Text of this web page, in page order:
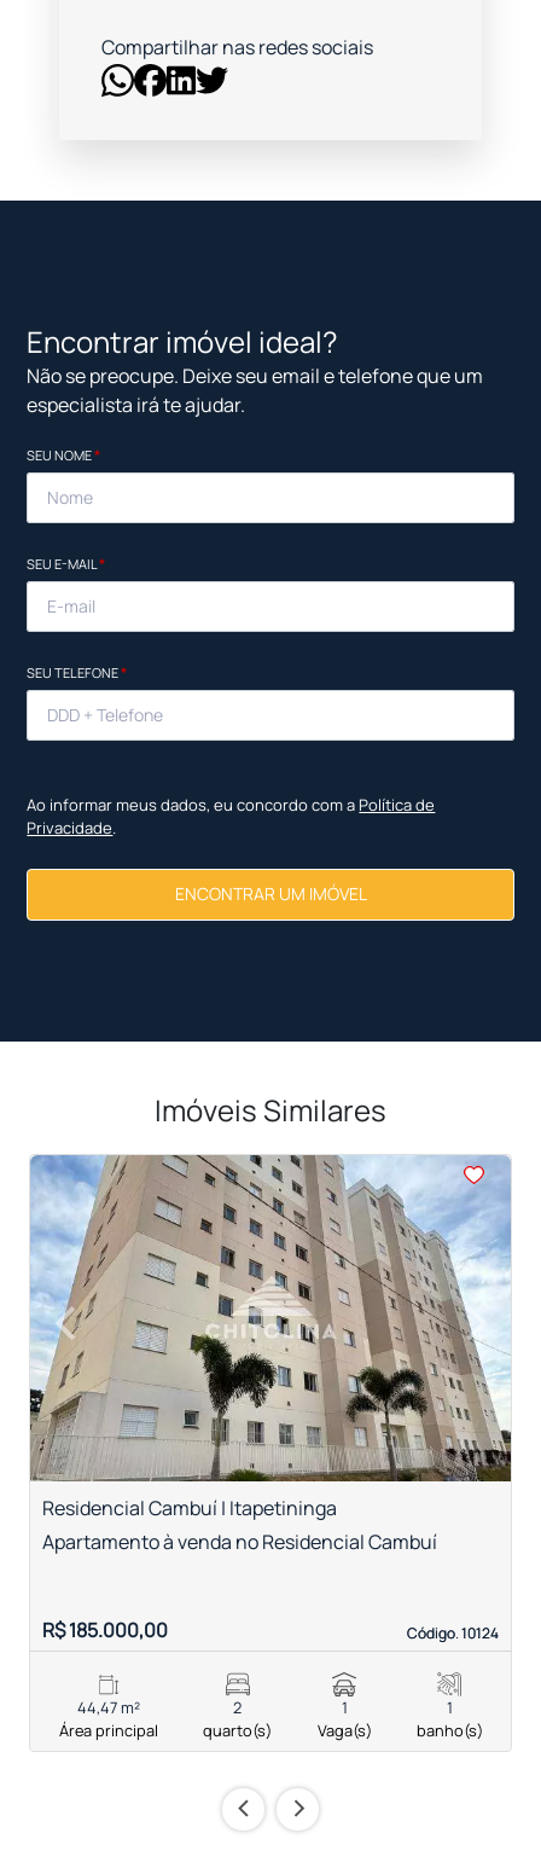
Compartilhar nas redes sociais
Encontrar imóvel ideal?
Não se preocupe. Deixe seu email e telefone que um
especialista irá te ajudar.
SEU NOME*
SEU E-MAIL*
SEU TELEFONE*
Ao informar meus dados, eu concordo com a Política de
Privacidade.
ENCONTRAR UM IMÓVEL
Imóveis Similares
<<<<
‹Previous ›
Next
Residencial Cambuí | Itapetininga
Código. 10124
Código. 10124
Apartamento à venda no Residencial Cambuí
R$ 185.000,00
44,47 m²
Área principal
2
quarto(s)
1
Vaga(s)
1
banho(s)
‹ ›